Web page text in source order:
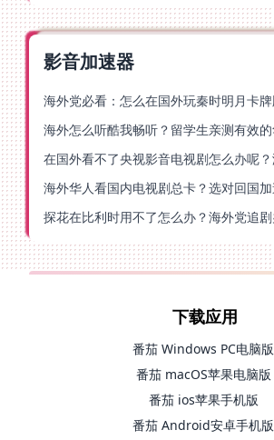
影音加速器
下载应用
番茄 Windows PC电脑版
番茄 macOS苹果电脑版
番茄 ios苹果手机版
番茄 Android安卓手机版